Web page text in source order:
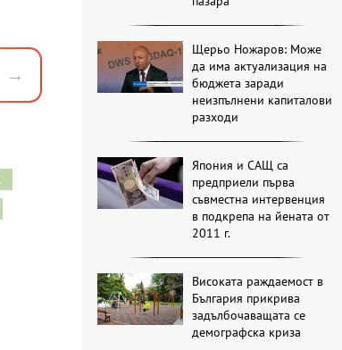
→
Щерьо Ножаров: Може
да има актуализация на
бюджета заради
неизпълнени капиталови
разходи
Япония и САЩ са
предприели първа
съвместна интервенция
в подкрепа на йената от
2011 г.
Високата раждаемост в
България прикрива
задълбочаващата се
демографска криза